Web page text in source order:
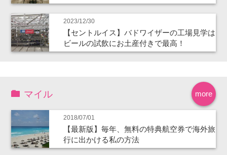
2023/12/30
【セントルイス】バドワイザーの工場見学は
ビールの試飲にお土産付きで最高！
more
マイル
2018/07/01
【最新版】毎年、無料の特典航空券で海外旅
行に出かける私の方法